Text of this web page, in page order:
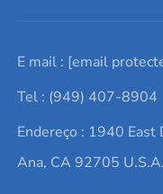
Lista de consultas
Termos e Condições
Política de Privacidade
Elementos de terras
Alvos de pulverização
Ácido hialurônico
Promoções atuais
Notícias e blogs
Estudos de caso
E mail : [email
Tel : (949) 407-8904
Endereço : 1940
Ana, CA 92705 U.S.A.